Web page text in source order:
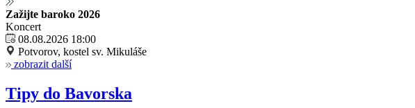
Zažijte baroko 2026
Koncert
08.08.2026 18:00
Potvorov, kostel sv. Mikuláše
zobrazit další
Tipy do Bavorska